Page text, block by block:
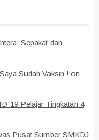
Sepakat dan
Sudah Vaksin ! on
19 Pelajar Tingkatan 4
Pusat Sumber SMKDJ